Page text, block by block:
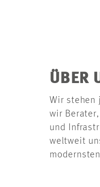
ÜBER
Wir stehen
wir
und
weltweit